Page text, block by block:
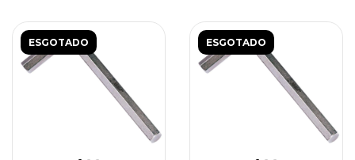
ESGOTADO ESGOTADO